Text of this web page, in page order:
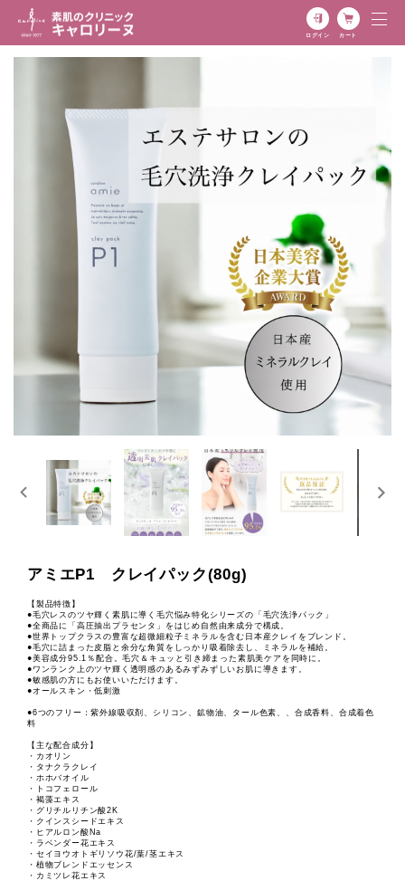
ログイン カート
アミエP1 クレイパック(80g)
【製品特徴】
●毛穴レスのツヤ輝く素肌に導く毛穴悩み特化シリーズの「毛穴洗浄パック」
●全商品に「高圧抽出プラセンタ」をはじめ自然由来成分で構成。
●世界トップクラスの豊富な超微細粒子ミネラルを含む日本産クレイをブレンド。
●毛穴に詰まった皮脂と余分な角質をしっかり吸着除去し、ミネラルを補給。
●美容成分95.1％配合。毛穴＆キュッと引き締まった素肌美ケアを同時に。
●ワンランク上のツヤ輝く透明感のあるみずみずしいお肌に導きます。
●敏感肌の方にもお使いいただけます。
●オールスキン・低刺激
●6つのフリー：紫外線吸収剤、シリコン、鉱物油、タール色素、、合成香料、合成着色
料
【主な配合成分】
・カオリン
・タナクラクレイ
・ホホバオイル
・トコフェロール
・褐藻エキス
・グリチルリチン酸2K
・クインスシードエキス
・ヒアルロン酸Na
・ラベンダー花エキス
・セイヨウオトギリソウ花/葉/茎エキス
・植物ブレンドエッセンス
・カミツレ花エキス